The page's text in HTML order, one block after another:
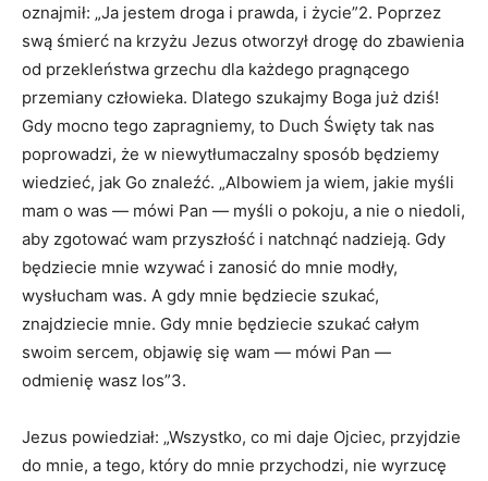
oznajmił: „Ja jestem droga i prawda, i życie”2. Poprzez
swą śmierć na krzyżu Jezus otworzył drogę do zbawienia
od przekleństwa grzechu dla każdego pragnącego
przemiany człowieka. Dlatego szukajmy Boga już dziś!
Gdy mocno tego zapragniemy, to Duch Święty tak nas
poprowadzi, że w niewytłumaczalny sposób będziemy
wiedzieć, jak Go znaleźć. „Albowiem ja wiem, jakie myśli
mam o was — mówi Pan — myśli o pokoju, a nie o niedoli,
aby zgotować wam przyszłość i natchnąć nadzieją. Gdy
będziecie mnie wzywać i zanosić do mnie modły,
wysłucham was. A gdy mnie będziecie szukać,
znajdziecie mnie. Gdy mnie będziecie szukać całym
swoim sercem, objawię się wam — mówi Pan —
odmienię wasz los”3.
Jezus powiedział: „Wszystko, co mi daje Ojciec, przyjdzie
do mnie, a tego, który do mnie przychodzi, nie wyrzucę